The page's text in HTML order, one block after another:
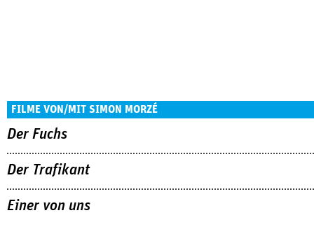
FILME VON/MIT SIMON MORZÉ
Der Fuchs
Der Trafikant
Einer von uns